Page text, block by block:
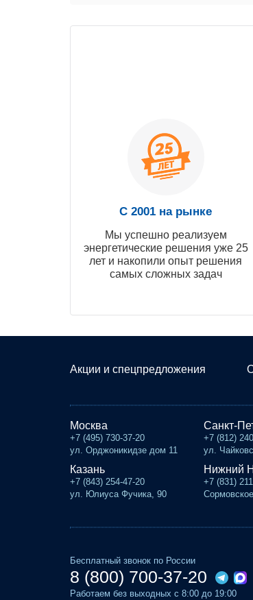
С 2001 на рынке
Мы успешно реализуем
энергетические решения уже 25
лет и накопили опыт решения
самых сложных задач
Акции и спецпредложения
Москва
+7 (495) 730-37-20
ул. Орджоникидзе дом 11
Санкт-
+7 (812)
ул.
Казань
+7 (843) 254-47-20
ул. Юлиуса Фучика, 90
Нижний
+7 (831)
Бесплатный звонок по России
8 (800) 700-37-20
Работаем без выходных с 8:00 до 19:00